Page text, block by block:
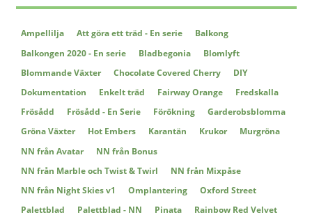
Ampellilja Att göra ett träd - En serie
Balkong
Balkongen 2020 - En serie
Bladbegonia
Blomlyft
Blommande Växter
Chocolate Covered Cherry
DIY
Dokumentation
Enkelt träd Fairway Orange
Fredskalla
Frösådd
Frösådd - En Serie Förökning
Garderobsblomma
Gröna Växter
Hot Embers Karantän Krukor
Murgröna
NN från Avatar
NN från Bonus
NN från Marble och Twist & Twirl
NN från Mixpåse
NN från Night Skies v1
Omplantering
Oxford Street
Palettblad
Palettblad - NN Pinata
Rainbow Red Velvet